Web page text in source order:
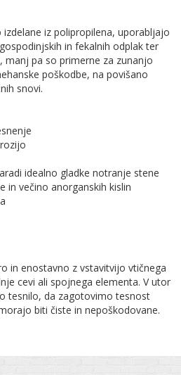
iz polipropilena, uporabljajo
in fekalnih odplak ter
manj pa so primerne za zunanjo
poškodbe, na povišano
snovi.
idealno gladke notranje stene
in večino anorganskih kislin
in enostavno z vstavitvijo vtičnega
cevi ali spojnega elementa. V utor
tesnilo, da zagotovimo tesnost
biti čiste in nepoškodovane.